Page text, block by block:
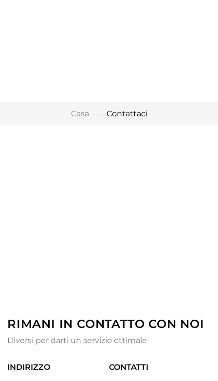
Casa Contattaci
RIMANI IN CONTATTO CON NOI
Diversi per darti un servizio ottimale
INDIRIZZO
CONTATTI